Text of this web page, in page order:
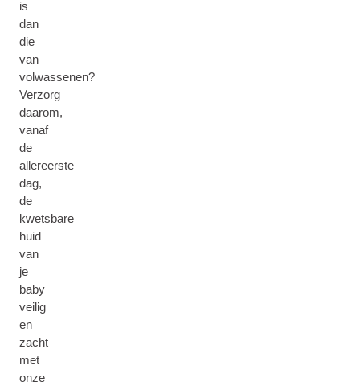
is
dan
die
van
volwassenen?
Verzorg
daarom,
vanaf
de
allereerste
dag,
de
kwetsbare
huid
van
je
baby
veilig
en
zacht
met
onze